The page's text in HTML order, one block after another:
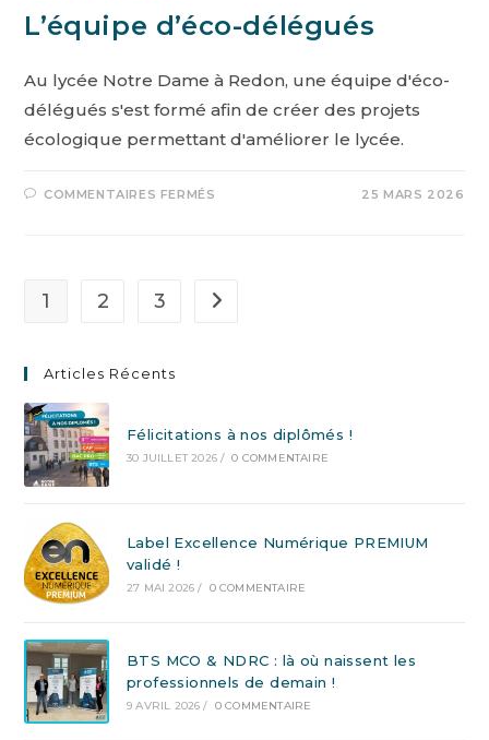
L’équipe d’éco-délégués
Au lycée Notre Dame à Redon, une équipe d'éco-
délégués s'est formé afin de créer des projets
écologique permettant d'améliorer le lycée.
COMMENTAIRES FERMÉS 25 MARS 2026
1 2 3
Articles Récents
Félicitations à nos diplômés !
30 JUILLET 2026 / 0 COMMENTAIRE
Label Excellence Numérique PREMIUM
validé !
27 MAI 2026 / 0 COMMENTAIRE
BTS MCO & NDRC : là où naissent les
professionnels de demain !
9 AVRIL 2026 / 0 COMMENTAIRE